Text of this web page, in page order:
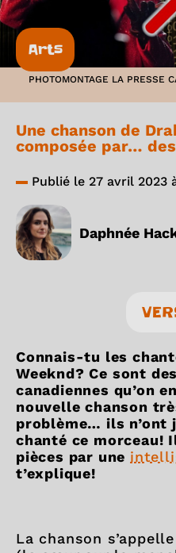
Arts
PHOTOMONTAGE LA PRESSE
Une chanson de
composée par…
Publié le 27 avril 2023
Daphnée
Connais-tu les
Weeknd? Ce sont
canadiennes qu’on
nouvelle chanson
problème… ils n’ont
chanté ce morceau!
pièces par une
t’explique!
La chanson s’appelle